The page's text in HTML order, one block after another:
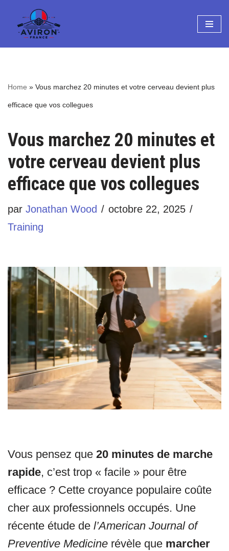
Aller
au
Home » Vous marchez 20 minutes et votre cerveau devient plus
efficace que vos collegues
Vous marchez 20 minutes et
votre cerveau devient plus
efficace que vos collegues
par Jonathan Wood
octobre 22, 2025
Training
Vous pensez que 20 minutes de marche
rapide, c’est trop « facile » pour être
efficace ? Cette croyance populaire coûte
cher aux professionnels occupés. Une
récente étude de l’American Journal of
Preventive Medicine révèle que marcher